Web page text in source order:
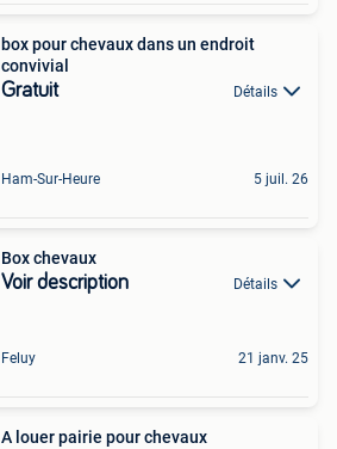
box pour chevaux dans un endroit
convivial
Gratuit Détails
Ham-Sur-Heure 5 juil. 26
Box chevaux
Voir description Détails
Feluy 21 janv. 25
A louer pairie pour chevaux